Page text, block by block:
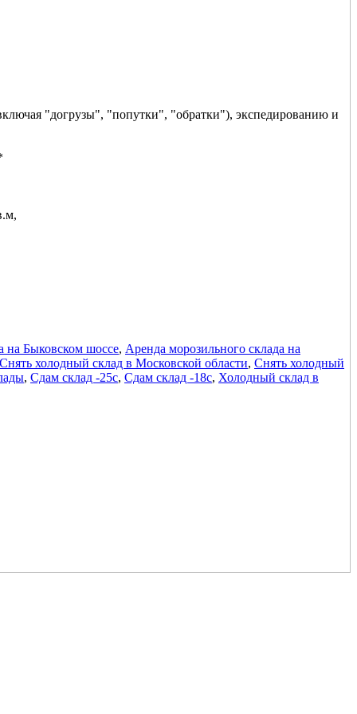
"догрузы", "попутки", "обратки"), экспедированию и
на Быковском шоссе, Аренда морозильного склада на
Снять холодный склад в Московской области, Снять холодный
, Сдам склад -25с, Сдам склад -18с, Холодный склад в